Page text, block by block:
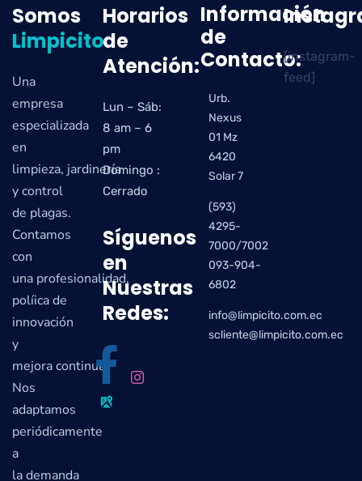
Somos
Limpicito
Una
empresa
especializada
en
limpieza, jardinería
y control
de plagas.
Contamos
con
una profesionalidad,
políica de
innovación
y
mejora continua.
Nos
adaptamos
periódicamente
a
la demanda
Horarios
de
Atención:
Lun – Sáb:
8 am – 6
pm
Domingo :
Cerrado
Síguenos
en
Nuestras
Redes:
Información
de
Contacto:
Urb.
Nexus
01 Mz
6420
Solar 7
(593)
4295-
7000/7002
093-904-
6802
info@limpicito.com.ec
scliente@limpicito.com.ec
[instagram-
feed]